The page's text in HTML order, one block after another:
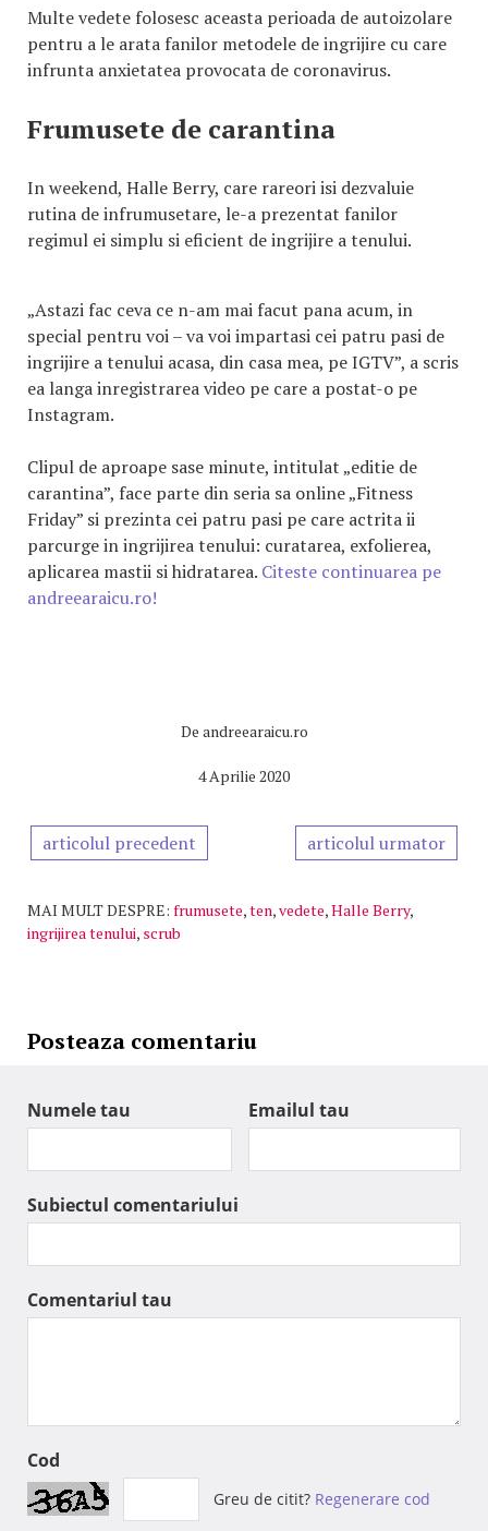
Multe vedete folosesc aceasta perioada de autoizolare
pentru a le arata fanilor metodele de ingrijire cu care
infrunta anxietatea provocata de coronavirus.
Frumusete de carantina
In weekend, Halle Berry, care rareori isi dezvaluie
rutina de infrumusetare, le-a prezentat fanilor
regimul ei simplu si eficient de ingrijire a tenului.
„Astazi fac ceva ce n-am mai facut pana acum, in
special pentru voi – va voi impartasi cei patru pasi de
ingrijire a tenului acasa, din casa mea, pe IGTV”, a scris
ea langa inregistrarea video pe care a postat-o pe
Instagram.
Clipul de aproape sase minute, intitulat „editie de
carantina”, face parte din seria sa online „Fitness
Friday” si prezinta cei patru pasi pe care actrita ii
parcurge in ingrijirea tenului: curatarea, exfolierea,
aplicarea mastii si hidratarea. Citeste continuarea pe
andreearaicu.ro!
De andreearaicu.ro
4 Aprilie 2020
articolul precedent articolul urmator
MAI MULT DESPRE: frumusete,ten,vedete,Halle Berry,
ingrijirea tenului, scrub
Posteaza comentariu
Numele tau Emailul tau
Subiectul comentariului
Comentariul tau
Cod
Greu de citit? Regenerare cod